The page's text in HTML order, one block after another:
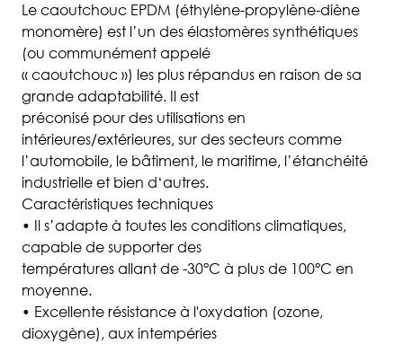
Le caoutchouc EPDM (éthylène-propylène-diène
monomère) est l’un des élastomères synthétiques
(ou communément appelé
« caoutchouc ») les plus répandus en raison de sa
grande adaptabilité. Il est
préconisé pour des utilisations en
intérieures/extérieures, sur des secteurs comme
l’automobile, le bâtiment, le maritime, l’étanchéité
industrielle et bien d‘autres.
Caractéristiques techniques
• Il s’adapte à toutes les conditions climatiques,
capable de supporter des
températures allant de -30°C à plus de 100°C en
moyenne.
• Excellente résistance à l'oxydation (ozone,
dioxygène), aux intempéries